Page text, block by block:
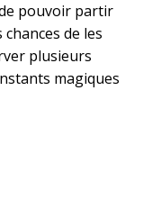
pouvoir partir
de les
plusieurs
magiques